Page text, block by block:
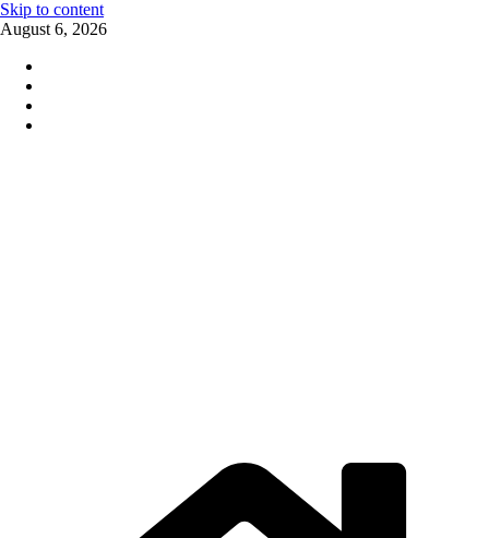
Skip to content
August 6, 2026